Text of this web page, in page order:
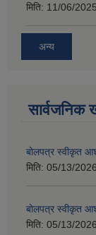
मिति: 11/06/
अन्य
सार्वजनिक
बोलपत्र स्वीकृत
मिति: 05/13/
बोलपत्र स्वीकृत
मिति: 05/13/